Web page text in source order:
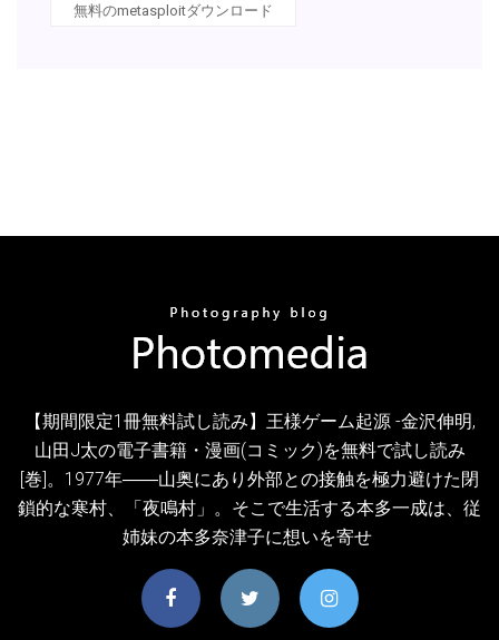
無料のmetasploitダウンロード
【期間限定1冊無料試し読み】王様ゲーム起源 -金沢伸明,
山田J太の電子書籍・漫画(コミック)を無料で試し読み
[巻]。1977年――山奥にあり外部との接触を極力避けた閉
鎖的な寒村、「夜鳴村」。そこで生活する本多一成は、従
姉妹の本多奈津子に想いを寄せ